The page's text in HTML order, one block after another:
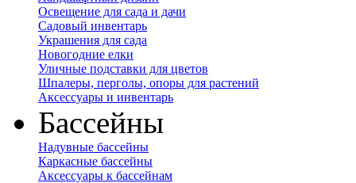
Освещение для сада и дачи
Садовый инвентарь
Украшения для сада
Новогодние елки
Уличные подставки для цветов
Шпалеры, перголы, опоры для растений
Аксессуары и инвентарь
Бассейны
Надувные бассейны
Каркасные бассейны
Аксессуары к бассейнам